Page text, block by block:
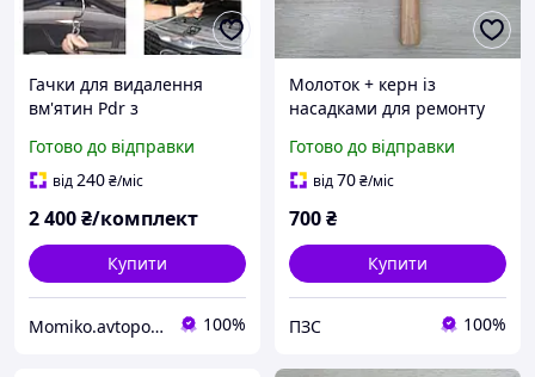
Гачки для видалення
вм'ятин Pdr з
штуки, ключки Pdr
Готово до відправки
від240₴/міс
2 400₴/комплект
Купити
Momiko.avtopomich 100%
Молоток + керн із
насадками для ремонту
Готово до відправки
від70₴/міс
700₴
Купити
ПЗС 100%